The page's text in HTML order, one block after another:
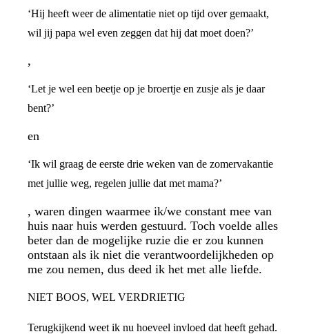
‘Hij heeft weer de alimentatie niet op tijd over gemaakt,
wil jij papa wel even zeggen dat hij dat moet doen?’
,
‘Let je wel een beetje op je broertje en zusje als je daar
bent?’
en
‘Ik wil graag de eerste drie weken van de zomervakantie
met jullie weg, regelen jullie dat met mama?’
, waren dingen waarmee ik/we constant mee van
huis naar huis werden gestuurd. Toch voelde alles
beter dan de mogelijke ruzie die er zou kunnen
ontstaan als ik niet die verantwoordelijkheden op
me zou nemen, dus deed ik het met alle liefde.
NIET BOOS, WEL VERDRIETIG
Terugkijkend weet ik nu hoeveel invloed dat heeft gehad.